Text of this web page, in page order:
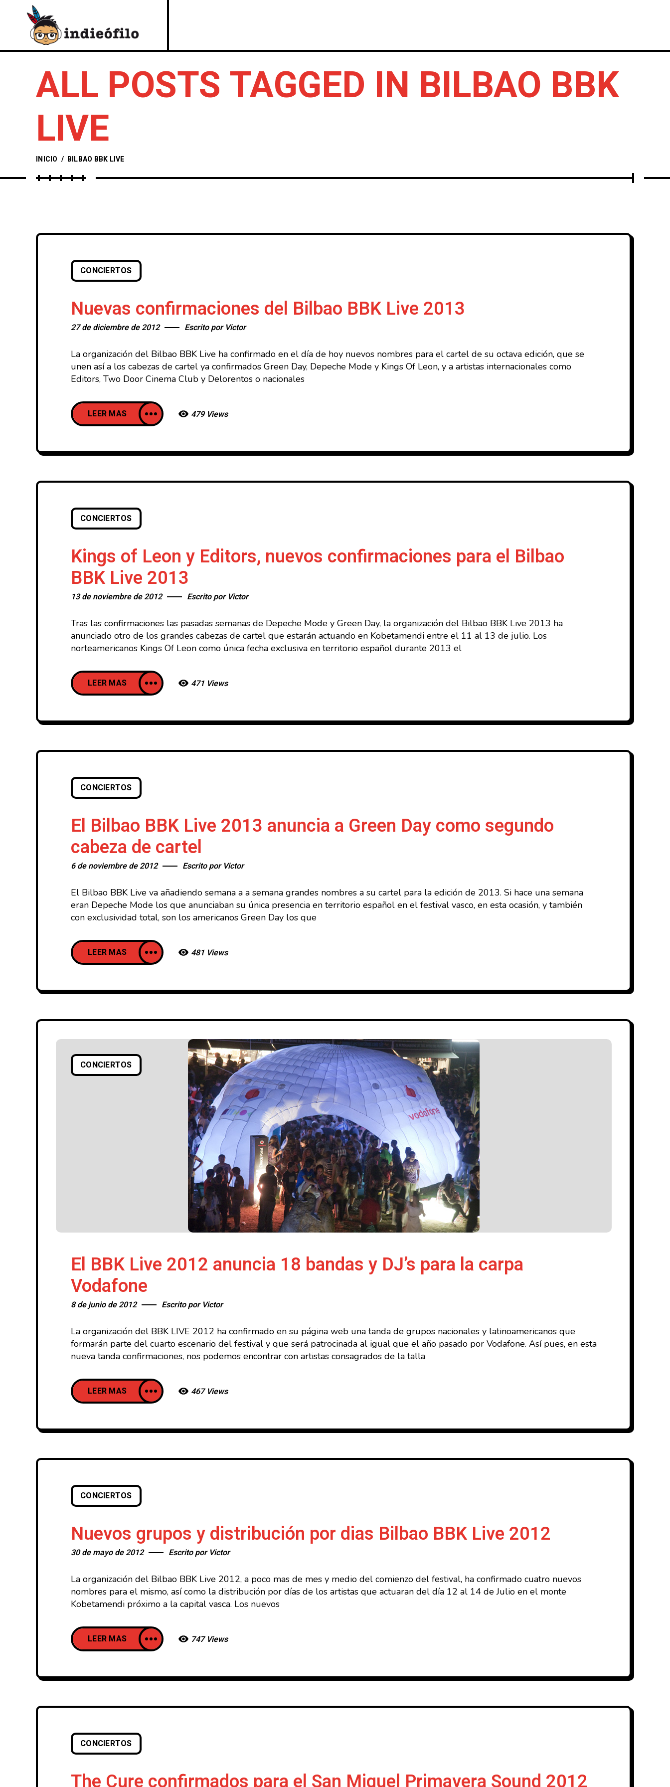
ALL POSTS TAGGED IN BILBAO BBK
LIVE
INICIO / BILBAO BBK LIVE
CONCIERTOS
Nuevas confirmaciones del Bilbao BBK Live 2013
27 de diciembre de 2012 Escrito por Victor
La organización del Bilbao BBK Live ha confirmado en el día de hoy nuevos nombres para el cartel de su octava edición, que se
unen así a los cabezas de cartel ya confirmados Green Day, Depeche Mode y Kings Of Leon, y a artistas internacionales como
Editors, Two Door Cinema Club y Delorentos o nacionales
LEER MAS 479 Views
CONCIERTOS
Kings of Leon y Editors, nuevos confirmaciones para el Bilbao
BBK Live 2013
13 de noviembre de 2012 Escrito por Victor
Tras las confirmaciones las pasadas semanas de Depeche Mode y Green Day, la organización del Bilbao BBK Live 2013 ha
anunciado otro de los grandes cabezas de cartel que estarán actuando en Kobetamendi entre el 11 al 13 de julio. Los
norteamericanos Kings Of Leon como única fecha exclusiva en territorio español durante 2013 el
LEER MAS 471 Views
CONCIERTOS
El Bilbao BBK Live 2013 anuncia a Green Day como segundo
cabeza de cartel
6 de noviembre de 2012 Escrito por Victor
El Bilbao BBK Live va añadiendo semana a a semana grandes nombres a su cartel para la edición de 2013. Si hace una semana
eran Depeche Mode los que anunciaban su única presencia en territorio español en el festival vasco, en esta ocasión, y también
con exclusividad total, son los americanos Green Day los que
LEER MAS 481 Views
CONCIERTOS
El BBK Live 2012 anuncia 18 bandas y DJ’s para la carpa
Vodafone
8 de junio de 2012 Escrito por Victor
La organización del BBK LIVE 2012 ha confirmado en su página web una tanda de grupos nacionales y latinoamericanos que
formarán parte del cuarto escenario del festival y que será patrocinada al igual que el año pasado por Vodafone. Así pues, en esta
nueva tanda confirmaciones, nos podemos encontrar con artistas consagrados de la talla
LEER MAS 467 Views
CONCIERTOS
Nuevos grupos y distribución por dias Bilbao BBK Live 2012
30 de mayo de 2012 Escrito por Victor
La organización del Bilbao BBK Live 2012, a poco mas de mes y medio del comienzo del festival, ha confirmado cuatro nuevos
nombres para el mismo, así como la distribución por días de los artistas que actuaran del día 12 al 14 de Julio en el monte
Kobetamendi próximo a la capital vasca. Los nuevos
LEER MAS 747 Views
CONCIERTOS